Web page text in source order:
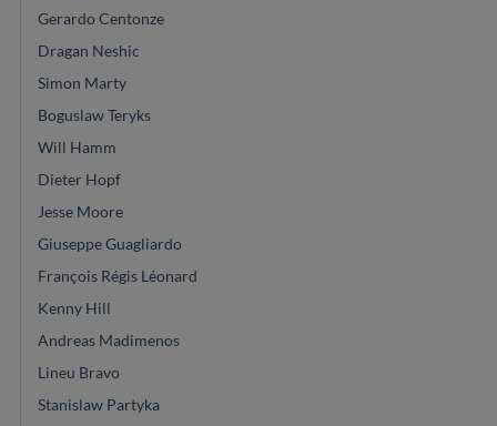
Gerardo Centonze
Dragan Neshic
Simon Marty
Boguslaw Teryks
Will Hamm
Dieter Hopf
Jesse Moore
Giuseppe Guagliardo
François Régis Léonard
Kenny Hill
Andreas Madimenos
Lineu Bravo
Stanislaw Partyka